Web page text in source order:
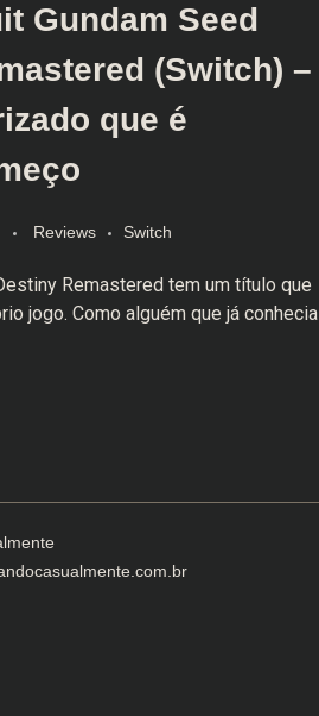
Gundam Seed
(Switch) –
que é
Reviews Switch
Remastered tem um título que
jogo. Como alguém que já conhecia